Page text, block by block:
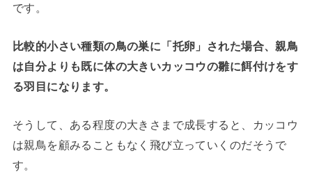
です。
比較的小さい種類の鳥の巣に「托卵」された場合、親鳥
は自分よりも既に体の大きいカッコウの雛に餌付けをす
る羽目になります。
そうして、ある程度の大きさまで成長すると、カッコウ
は親鳥を顧みることもなく飛び立っていくのだそうで
す。